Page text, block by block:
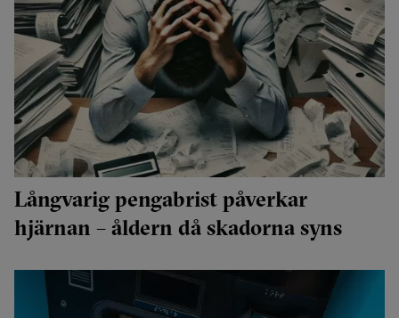
Långvarig pengabrist påverkar
hjärnan – åldern då skadorna syns